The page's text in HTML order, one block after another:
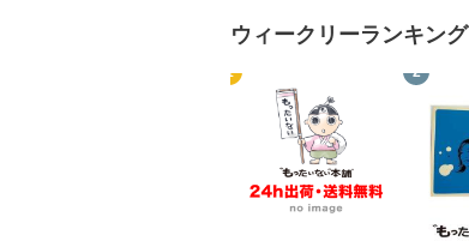
ウィークリーランキング
1 2